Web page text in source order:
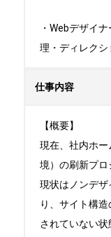
・Webデザイ
理・ディレク
仕事内容
【概要】
現在、社内ホ
境）の刷新プロ
現状はノンデ
り、サイト構
されていない状